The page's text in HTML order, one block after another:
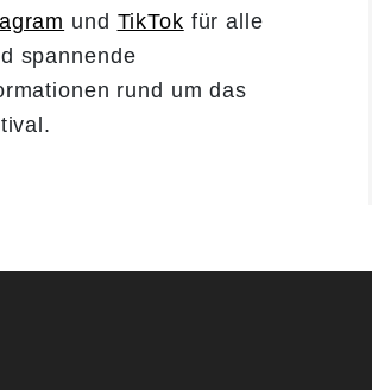
und TikTok für alle
spannende
rund um das